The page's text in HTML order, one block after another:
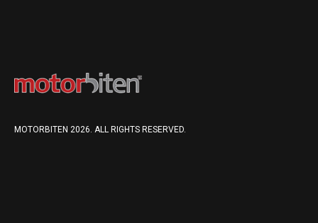
MOTORBITEN 2026. ALL RIGHTS RESERVED.